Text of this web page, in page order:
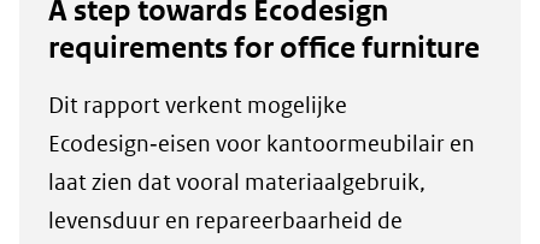
A step towards Ecodesign
requirements for office furniture
Dit rapport verkent mogelijke
Ecodesign‑eisen voor kantoormeubilair en
laat zien dat vooral materiaalgebruik,
levensduur en repareerbaarheid de